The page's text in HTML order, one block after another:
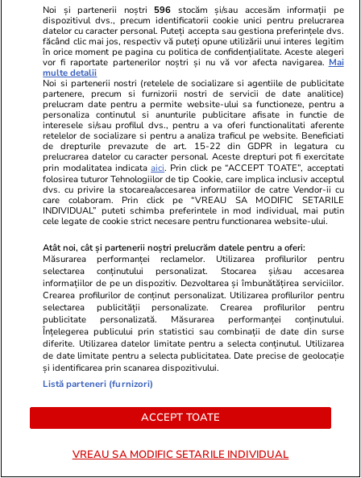
Citește mai multe
TRENDING
Bani și Afaceri 09:05
Ce se schimbă de la 1 august 2026 în
România. Buletinele vechi devin excepție,
reguli noi la pensii și taxe pe drumuri
Știri România 09:00
Calcule care arată cum scad veniturile totale
ale medicilor și asistentelor dacă se aplică
noua lege a salarizării
Știri Externe 21:02
Un șofer de TIR care a câștigat la loterie 220
de milioane de euro a murit: soția lui, obligată
acum să îi dea bani lunar fostei partenere
Horoscop
Noi și partenerii noștri 596 stocăm și/sau accesăm informații pe
dispozitivul dvs., precum identificatorii cookie unici pentru prelucrarea
datelor cu caracter personal. Puteți accepta sau gestiona preferințele dvs.
făcând clic mai jos, respectiv vă puteți opune utilizării unui interes legitim
în orice moment pe pagina cu politica de confidențialitate. Aceste alegeri
vor fi raportate partenerilor noștri și nu vă vor afecta navigarea. Mai
multe detalii
Noi si partenerii nostri (retelele de socializare si agentiile de publicitate
partenere, precum si furnizorii nostri de servicii de date analitice)
prelucram date pentru a permite website-ului sa functioneze, pentru a
personaliza continutul si anunturile publicitare afisate in functie de
interesele si/sau profilul dvs., pentru a va oferi functionalitati aferente
retelelor de socializare si pentru a analiza traficul pe website. Beneficiati
de drepturile prevazute de art. 15-22 din GDPR in legatura cu
prelucrarea datelor cu caracter personal. Aceste drepturi pot fi exercitate
prin modalitatea indicataaici. Prin click pe “ACCEPT TOATE”, acceptati
folosirea tuturor Tehnologiilor de tip Cookie, care implica inclusiv acceptul
dvs. cu privire la stocarea/accesarea informatiilor de catre Vendor-ii cu
care colaboram. Prin click pe “VREAU SA MODIFIC SETARILE
INDIVIDUAL” puteti schimba preferintele in mod individual, mai putin
cele legate de cookie strict necesare pentru functionarea website-ului.
Atât noi, cât și partenerii noștri prelucrăm datele pentru a oferi:
Măsurarea performanței reclamelor. Utilizarea profilurilor pentru
selectarea conținutului personalizat. Stocarea și/sau accesarea
informațiilor de pe un dispozitiv. Dezvoltarea și îmbunătățirea serviciilor.
Crearea profilurilor de conținut personalizat. Utilizarea profilurilor pentru
selectarea publicității personalizate. Crearea profilurilor pentru
publicitate personalizată. Măsurarea performanței conținutului.
Înțelegerea publicului prin statistici sau combinații de date din surse
diferite. Utilizarea datelor limitate pentru a selecta conținutul. Utilizarea
de date limitate pentru a selecta publicitatea. Date precise de geolocație
și identificarea prin scanarea dispozitivului.
Listă parteneri (furnizori)
ACCEPT TOATE
VREAU SA MODIFIC SETARILE INDIVIDUAL